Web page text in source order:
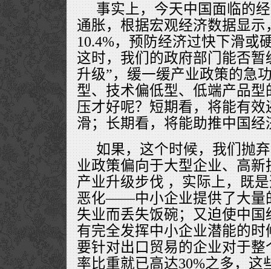
事实上，今天中国面临的
通胀，根据宏观经济数据显示
10.4%，预防经济过快下滑或
这时，我们的政府部门能否暂
升级”，缓一缓产业政策的急
型、技术偏低型、低端产品
压才好呢？短期看，将能有
滑；长期看，将能助推中国
如果，这个时候，我们抛
业政策偏向于大型企业、高
产业升级步伐 ，实际上，既
恶化——中小企业提供了大量
失业而丢失饭碗；又迫使中
有完全发挥中小企业潜能的
要针对出口贸易的企业对于
率比重就已高达30%之多，这